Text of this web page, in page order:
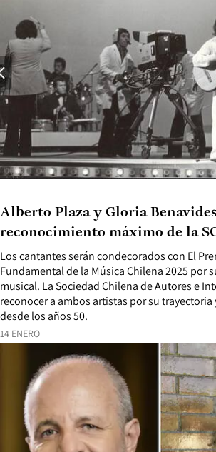
14 ENERO
Los cantantes serán condecorados con El
Fundamental de la Música Chilena 2025 por
musical. La Sociedad Chilena de Autores e
reconocer a ambos artistas por su
desde los años 50.
Alberto Plaza y Gloria
reconocimiento máximo de la